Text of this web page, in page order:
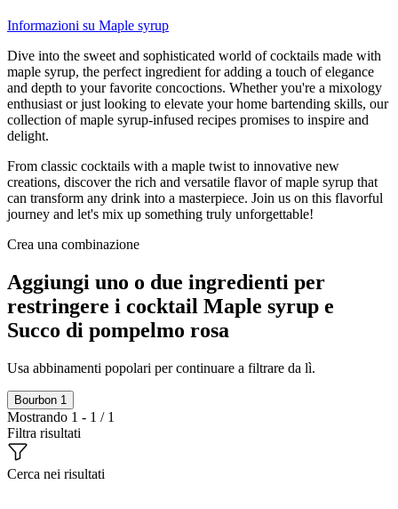
Informazioni su Maple syrup
Dive into the sweet and sophisticated world of cocktails made with
maple syrup, the perfect ingredient for adding a touch of elegance
and depth to your favorite concoctions. Whether you're a mixology
enthusiast or just looking to elevate your home bartending skills, our
collection of maple syrup-infused recipes promises to inspire and
delight.
From classic cocktails with a maple twist to innovative new
creations, discover the rich and versatile flavor of maple syrup that
can transform any drink into a masterpiece. Join us on this flavorful
journey and let's mix up something truly unforgettable!
Crea una combinazione
Aggiungi uno o due ingredienti per
restringere i cocktail Maple syrup e
Succo di pompelmo rosa
Usa abbinamenti popolari per continuare a filtrare da lì.
Bourbon 1
Mostrando 1 - 1 / 1
Filtra risultati
Cerca nei risultati